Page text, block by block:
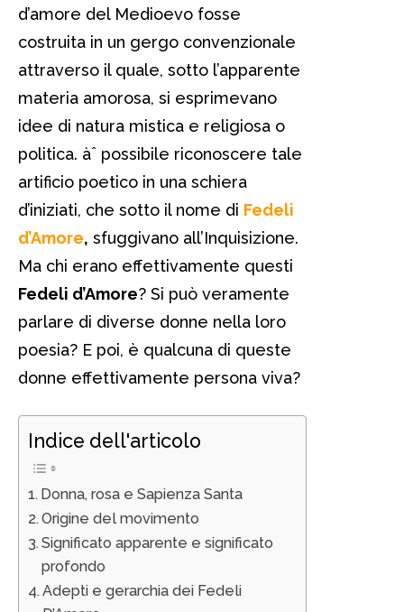
d’amore del Medioevo fosse
costruita in un gergo convenzionale
attraverso il quale, sotto l’apparente
materia amorosa, si esprimevano
idee di natura mistica e religiosa o
politica. àˆ possibile riconoscere tale
artificio poetico in una schiera
d’iniziati, che sotto il nome di Fedeli
d’Amore, sfuggivano all’Inquisizione.
Ma chi erano effettivamente questi
Fedeli d’Amore? Si può veramente
parlare di diverse donne nella loro
poesia? E poi, è qualcuna di queste
donne effettivamente persona viva?
Indice dell'articolo
Donna, rosa e Sapienza Santa
Origine del movimento
Significato apparente e significato
profondo
Adepti e gerarchia dei Fedeli